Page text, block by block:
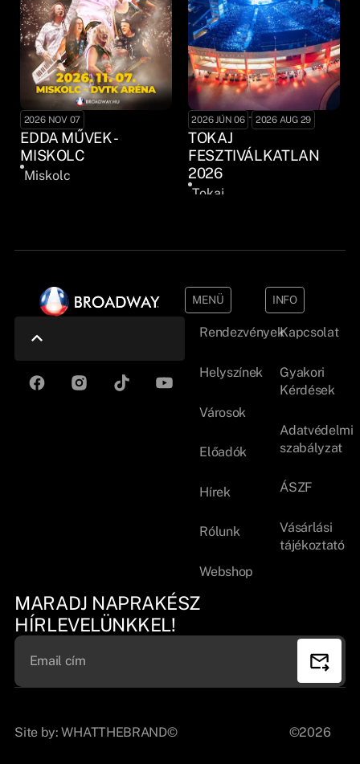
2026 NOV 07
EDDA MŰVEK -
MISKOLC
Miskolc
2026 JÚN 06 - 2026 AUG 29
TOKAJ
FESZTIVÁLKATLAN
2026
Tokaj
MENÜ
Rendezvények
Helyszínek
Városok
Előadók
Hírek
Rólunk
Webshop
INFO
Kapcsolat
Gyakori
Kérdések
Adatvédelmi
szabályzat
ÁSZF
Vásárlási
tájékoztató
MARADJ NAPRAKÉSZ
HÍRLEVELÜNKKEL!
Site by:WHATTHEBRAND© ©2026